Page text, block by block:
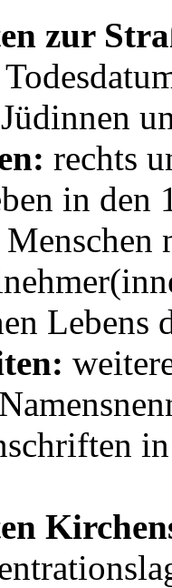
zur
rechts
in
Lebens
in